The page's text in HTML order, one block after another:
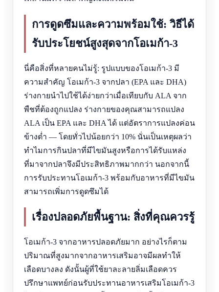
การดูดซึมและความพร้อมใช้: วิธีได้
รับประโยชน์สูงสุดจากโอเมก้า-3
นี่คือสิ่งที่หลายคนไม่รู้: รูปแบบของโอเมก้า-3 มี
ความสำคัญ โอเมก้า-3 จากปลา (EPA และ DHA)
ร่างกายนำไปใช้ได้ง่ายกว่าเมื่อเทียบกับ ALA จาก
พืชที่ต้องถูกแปลง ร่างกายของคุณสามารถแปลง
ALA เป็น EPA และ DHA ได้ แต่อัตราการแปลงค่อน
ข้างต่ำ — โดยทั่วไปน้อยกว่า 10% นั่นเป็นเหตุผลว่า
ทำไมการกินปลาที่มีไขมันสูงหรือการได้รับแหล่ง
ที่มาจากปลาจึงมีประสิทธิภาพมากกว่า นอกจากนี้
การรับประทานโอเมก้า-3 พร้อมกับอาหารที่มีไขมัน
สามารถเพิ่มการดูดซึมได้
เรื่องปลอดภัยพื้นฐาน: สิ่งที่คุณควรรู้
โอเมก้า-3 จากอาหารปลอดภัยมาก อย่างไรก็ตาม
ปริมาณที่สูงมากจากอาหารเสริมอาจมีผลทำให้
เลือดบางลง ดังนั้นผู้ที่ใช้ยาละลายลิ่มเลือดควร
ปรึกษาแพทย์ก่อนรับประทานอาหารเสริมโอเมก้า-3